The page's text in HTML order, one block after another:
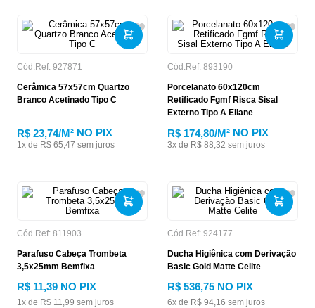
Cód.Ref: 927871
Cerâmica 57x57cm Quartzo
Branco Acetinado Tipo C
R$ 23,74/M² NO PIX
1x de R$ 65,47 sem juros
Cód.Ref: 893190
Porcelanato 60x120cm
Retificado Fgmf Risca Sisal
Externo Tipo A Eliane
R$ 174,80/M² NO PIX
3x de R$ 88,32 sem juros
Cód.Ref: 811903
Parafuso Cabeça Trombeta
3,5x25mm Bemfixa
R$ 11,39 NO PIX
1x de R$ 11,99 sem juros
Cód.Ref: 924177
Ducha Higiênica com Derivação
Basic Gold Matte Celite
R$ 536,75 NO PIX
6x de R$ 94,16 sem juros